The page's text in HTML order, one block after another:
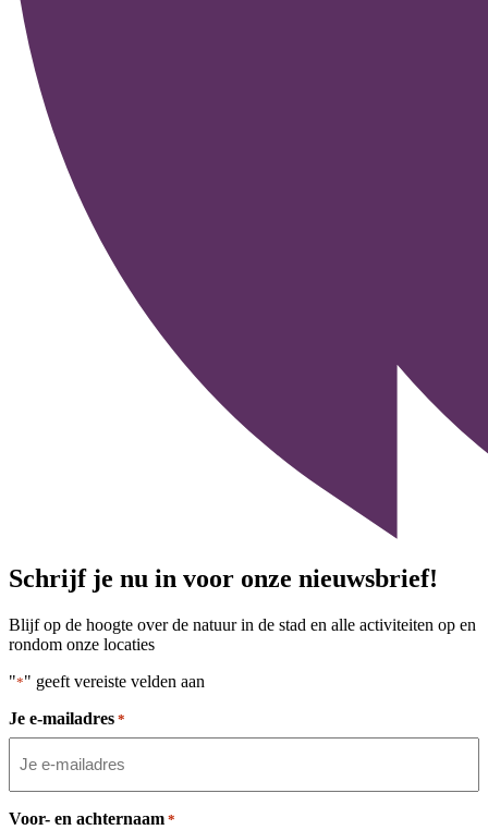
Schrijf je nu in voor onze nieuwsbrief!
Blijf op de hoogte over de natuur in de stad en alle activiteiten op en
rondom onze locaties
"*" geeft vereiste velden aan
Je e-mailadres *
Voor- en achternaam *